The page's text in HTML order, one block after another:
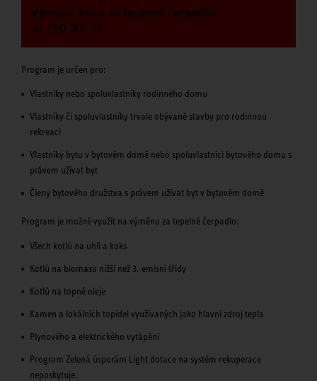
Program je určen pro:
Vlastníky nebo spoluvlastníky rodinného domu
Vlastníky či spoluvlastníky trvale obývané stavby pro rodinnou
rekreaci
Vlastníky bytu v bytovém domě nebo spoluvlastníci bytového domu s
právem užívat byt
Členy bytového družstva s právem užívat byt v bytovém domě
Program je možné využít na výměnu za tepelné čerpadlo:
Všech kotlů na uhlí a koks
Kotlů na biomasu nižší než 3. emisní třídy
Kotlů na topné oleje
Kamen a lokálních topidel využívaných jako hlavní zdroj tepla
Plynového a elektrického vytápění
Program Zelená úsporám Light dotace na systém rekuperace
neposkytuje.